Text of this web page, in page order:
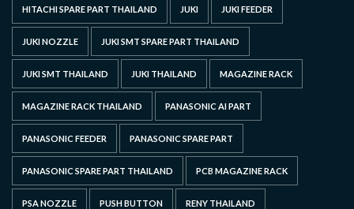
HITACHI SPARE PART THAILAND JUKI JUKI FEEDER
JUKI NOZZLE JUKI SMT SPARE PART THAILAND
JUKI SMT THAILAND JUKI THAILAND MAGAZINE RACK
MAGAZINE RACK THAILAND PANASONIC AI PART
PANASONIC FEEDER PANASONIC SPARE PART
PANASONIC SPARE PART THAILAND PCB MAGAZINE RACK
PSA NOZZLE PUSH BUTTON RENY THAILAND